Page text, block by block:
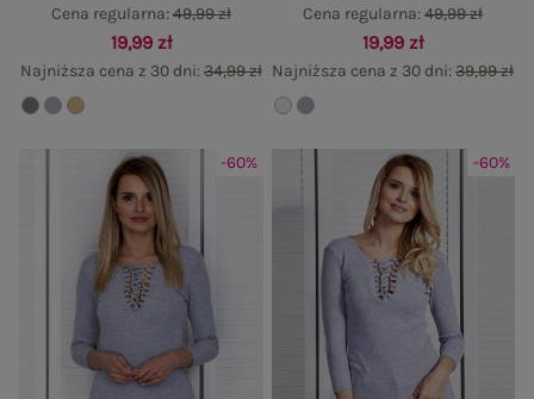
19,99 zł
Najniższa cena z 30 dni:34,99 zł
Cena regularna:49,99 zł
19,99 zł
Najniższa cena z 30 dni:39,99 zł
Cena regularna:49,99 zł
-60% -60%